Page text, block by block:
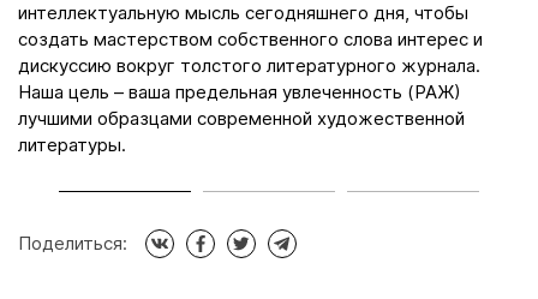
интеллектуальную мысль сегодняшнего дня, чтобы
создать мастерством собственного слова интерес и
дискуссию вокруг толстого литературного журнала.
Наша цель – ваша предельная увлеченность (РАЖ)
лучшими образцами современной художественной
литературы.
Поделиться: